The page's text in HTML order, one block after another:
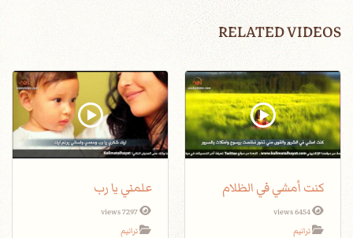
RELATED VIDEOS
كنت أمشي في الظلام
6454 views
ترانيم
علمني يا رب
7297 views
ترانيم